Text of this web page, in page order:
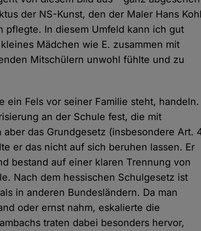
der NS-Kunst, den der Maler Hans Kohl
pflegte. In diesem Umfeld kann ich gut
Mädchen wie E. zusammen mit
Mitschülern unwohl fühlte und zu
ein Fels vor seiner Familie steht, handeln.
an der Schule fest, die mit
das Grundgesetz (insbesondere Art.
er das nicht auf sich beruhen lassen. Er
bestand auf einer klaren Trennung von
Nach dem hessischen Schulgesetz ist
in anderen Bundesländern. Da man
oder ernst nahm, eskalierte die
traten dabei besonders hervor,